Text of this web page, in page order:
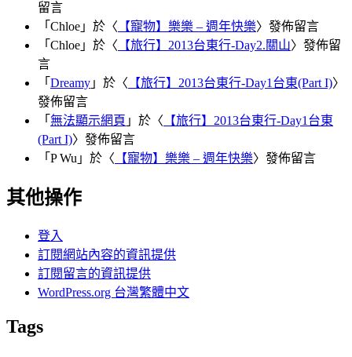
留言
「 Chloe 」於〈 【寵物】樂樂 – 週年快樂〉發佈留言
「 Chloe 」於〈 【旅行】2013台東行-Day2.關山〉發佈留
言
「 Dreamy 」於〈 【旅行】2013台東行-Day1台東(Part I)〉
發佈留言
「 無法顯示網頁 」於〈 【旅行】2013台東行-Day1台東
(Part I)〉發佈留言
「 P Wu 」於〈 【寵物】樂樂 – 週年快樂〉發佈留言
其他操作
登入
訂閱網站內容的資訊提供
訂閱留言的資訊提供
WordPress.org 台灣繁體中文
Tags